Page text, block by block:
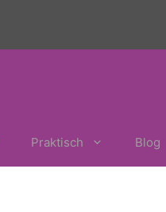
Praktisch Blog